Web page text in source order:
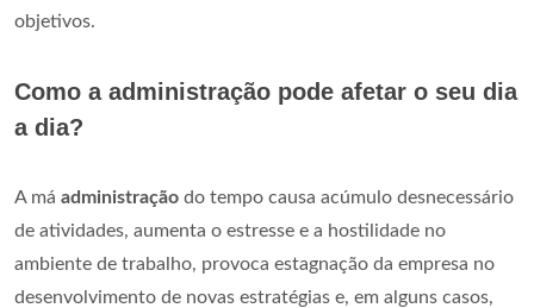
objetivos.
Como a administração pode afetar o seu dia
a dia?
A má administração do tempo causa acúmulo desnecessário
de atividades, aumenta o estresse e a hostilidade no
ambiente de trabalho, provoca estagnação da empresa no
desenvolvimento de novas estratégias e, em alguns casos,